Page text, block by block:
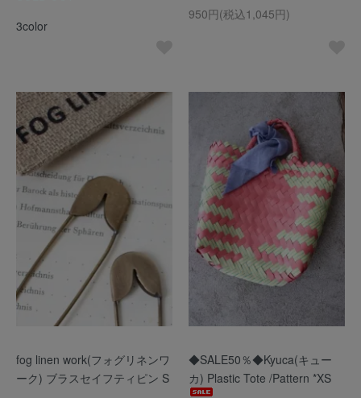
3color
950円(税込1,045円)
fog linen work(フォグリネンワ
ーク) ブラスセイフティピン S
◆SALE50％◆Kyuca(キュー
カ) Plastic Tote /Pattern *XS